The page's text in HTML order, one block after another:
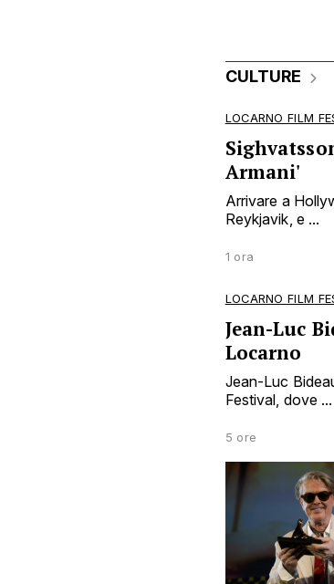
CULTURE
LOCARNO FILM
Armani'
Arrivare a
Reykjavik, e ...
1 ora
LOCARNO FILM
Jean-Luc
Locarno
Jean-Luc
Festival, dove ...
5 ore